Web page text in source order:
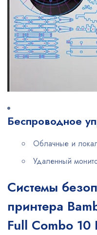
Беспроводное
Облачные и
Удаленный
Системы
принтера
Full Combo 10